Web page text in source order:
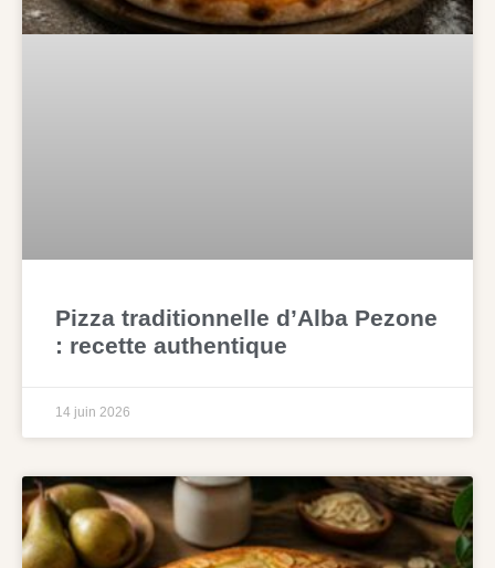
Pizza traditionnelle d’Alba Pezone
: recette authentique
14 juin 2026